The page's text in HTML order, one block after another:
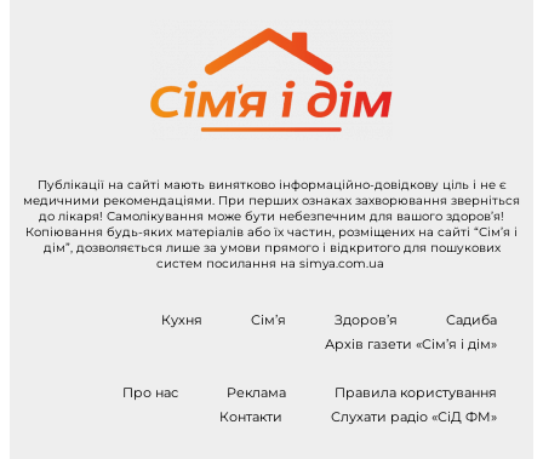
Публікації на сайті мають винятково інформаційно-довідкову ціль і не є
медичними рекомендаціями. При перших ознаках захворювання зверніться
до лікаря! Самолікування може бути небезпечним для вашого здоров’я!
Копіювання будь-яких матеріалів або їх частин, розміщених на сайті “Сім’я і
дім”, дозволяється лише за умови прямого і відкритого для пошукових
систем посилання на simya.com.ua
Кухня Сім’я Здоров’я
Садиба
Архів газети «Сім’я і дім»
Про нас Реклама
Правила користування
Контакти
Слухати радіо «СіД ФМ»